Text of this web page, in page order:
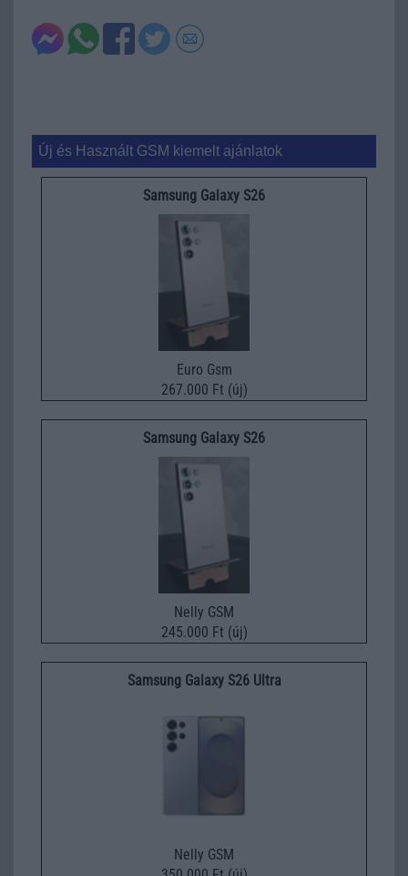
Új és Használt GSM kiemelt ajánlatok
Samsung Galaxy S26
Euro Gsm
267.000 Ft (új)
Samsung Galaxy S26
Nelly GSM
245.000 Ft (új)
Samsung Galaxy S26 Ultra
Nelly GSM